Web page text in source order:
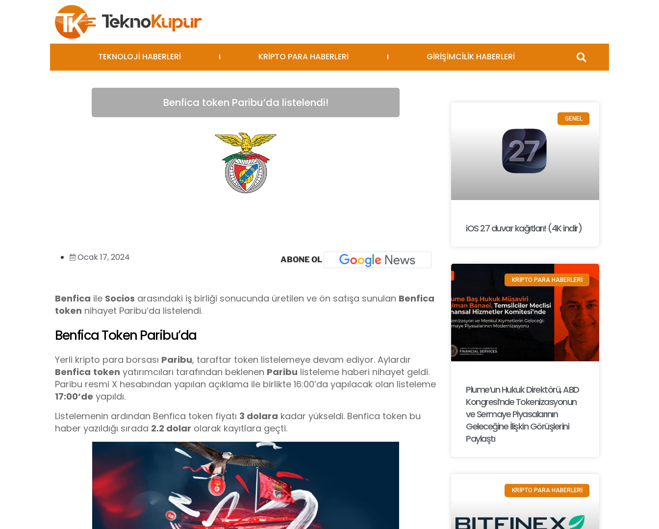
TEKNOLOJİ HABERLERİ KRİPTO PARA HABERLERİ GİRİŞİMCİLİK HABERLERİ
Benfica token Paribu’da listelendi!
Ocak 17, 2024 ABONE OL
Benfica ile Socios arasındaki iş birliği sonucunda üretilen ve ön satışa sunulan Benfica
token nihayet Paribu’da listelendi.
Benfica Token Paribu’da
Yerli kripto para borsası Paribu, taraftar token listelemeye devam ediyor. Aylardır
Benfica token yatırımcıları tarafından beklenen Paribu listeleme haberi nihayet geldi.
Paribu resmi X hesabından yapılan açıklama ile birlikte 16:00’da yapılacak olan listeleme
17:00’de yapıldı.
Listelemenin ardından Benfica token fiyatı 3 dolara kadar yükseldi. Benfica token bu
haber yazıldığı sırada 2.2 dolar olarak kayıtlara geçti.
GENEL
iOS 27 duvar kağıtları! (4K indir)
KRİPTO PARA HABERLERİ
Plume’un Hukuk Direktörü, ABD
Kongresi’nde Tokenizasyonun
ve Sermaye Piyasalarının
Geleceğine İlişkin Görüşlerini
Paylaştı
KRİPTO PARA HABERLERİ